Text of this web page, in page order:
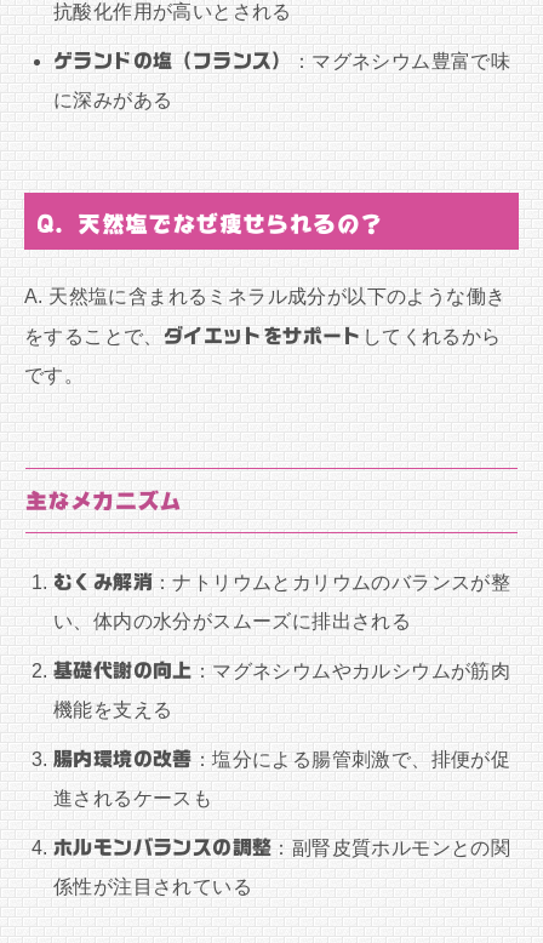
抗酸化作用が高いとされる
ゲランドの塩（フランス）
：マグネシウム豊富で味
に深みがある
Q. 天然塩でなぜ痩せられるの？
A. 天然塩に含まれるミネラル成分が以下のような働き
をすることで、
ダイエットをサポート してくれるから
です。
主なメカニズム
むくみ解消 ：ナトリウムとカリウムのバランスが整
い、体内の水分がスムーズに排出される
基礎代謝の向上 ：マグネシウムやカルシウムが筋肉
機能を支える
腸内環境の改善 ：塩分による腸管刺激で、排便が促
進されるケースも
ホルモンバランスの調整 ：副腎皮質ホルモンとの関
係性が注目されている